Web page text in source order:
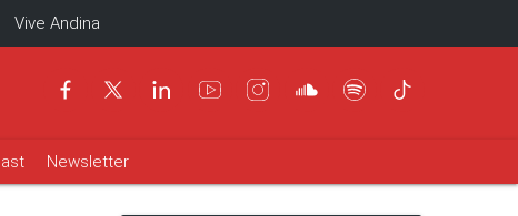
Vive Andina
Newsletter